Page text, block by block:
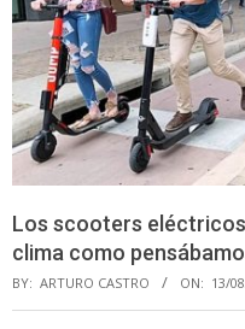
Los scooters
clima como
BY: ARTURO CASTRO ON: 13/